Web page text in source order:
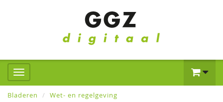
Bladeren Wet- en regelgeving